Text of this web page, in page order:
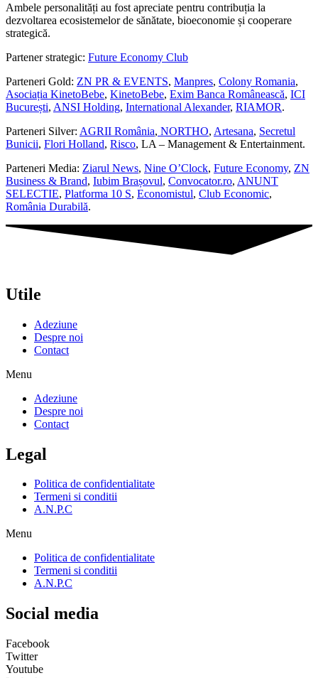
Ambele personalități au fost apreciate pentru contribuția la
dezvoltarea ecosistemelor de sănătate, bioeconomie și cooperare
strategică.
Partener strategic: Future Economy Club
Parteneri Gold: ZN PR & EVENTS, Manpres, Colony Romania,
Asociația KinetoBebe, KinetoBebe, Exim Banca Românească, ICI
București, ANSI Holding, International Alexander, RIAMOR.
Parteneri Silver: AGRII România, NORTHO, Artesana, Secretul
Bunicii, Flori Holland, Risco, LA – Management & Entertainment.
Parteneri Media: Ziarul News, Nine O’Clock, Future Economy, ZN
Business & Brand, Iubim Brașovul, Convocator.ro, ANUNT
SELECTIE, Platforma 10 S, Economistul, Club Economic,
România Durabilă.
Utile
Adeziune
Despre noi
Contact
Menu
Adeziune
Despre noi
Contact
Legal
Politica de confidentialitate
Termeni si conditii
A.N.P.C
Menu
Politica de confidentialitate
Termeni si conditii
A.N.P.C
Social media
Facebook
Twitter
Youtube